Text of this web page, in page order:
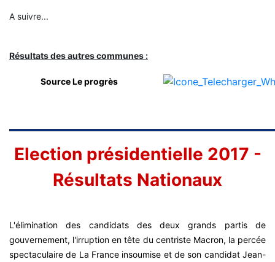
A suivre...
Résultats des autres communes :
Source Le progrès
Election présidentielle 2017 -
Résultats Nationaux
L'élimination des candidats des deux grands partis de
gouvernement, l'irruption en tête du centriste Macron, la percée
spectaculaire de La France insoumise et de son candidat Jean-